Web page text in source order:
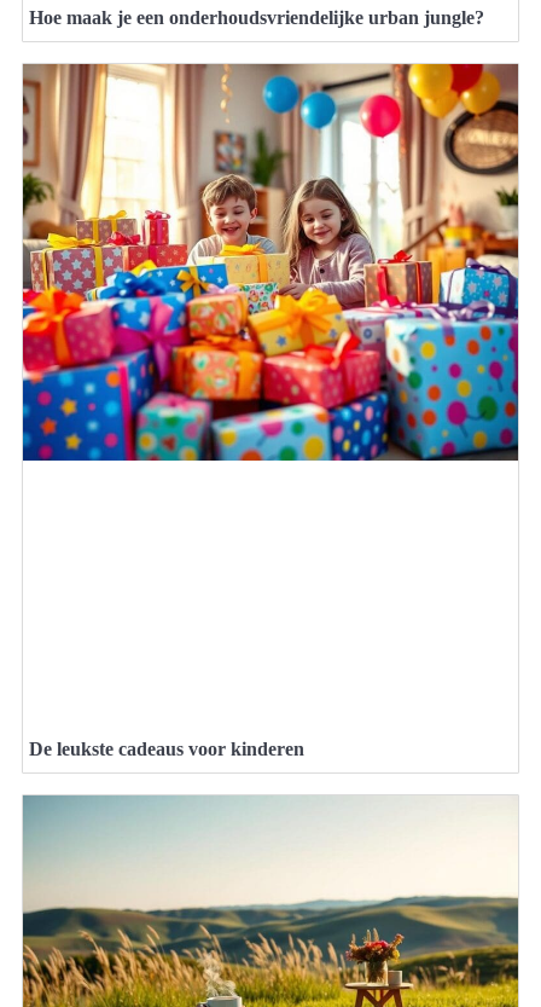
Hoe maak je een onderhoudsvriendelijke urban jungle?
De leukste cadeaus voor kinderen